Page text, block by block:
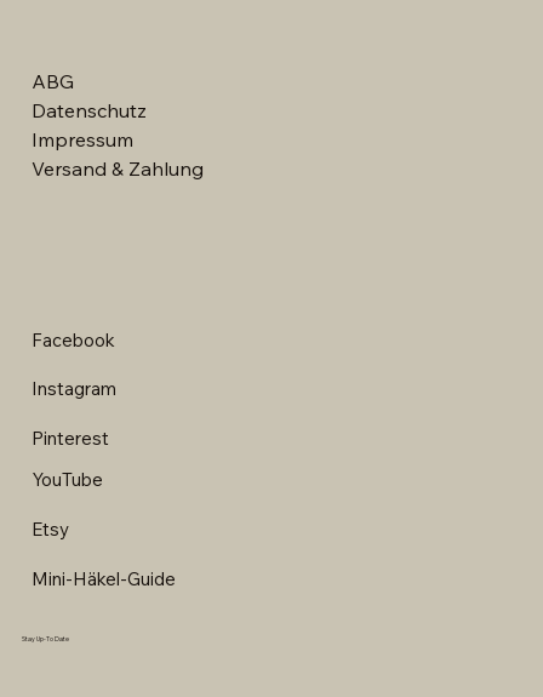
ABG
Datenschutz
Impressum
Versand & Zahlung
Facebook
Instagram
Pinterest
YouTube
Etsy
Mini-Häkel-Guide
Stay Up-To Date